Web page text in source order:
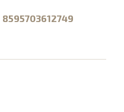
8595703612749